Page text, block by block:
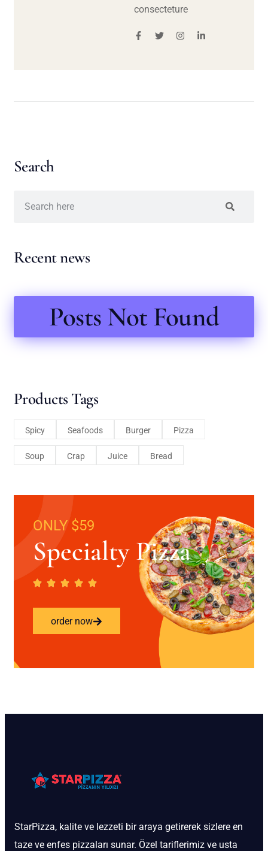
consecteture
Search
Recent news
Posts Not Found
Products Tags
Spicy Seafoods Burger Pizza
Soup Crap Juice Bread
ONLY $59
Specialty Pizza
order now
StarPizza, kalite ve lezzeti bir araya getirerek sizlere en
taze ve enfes pizzaları sunar. Özel tariflerimiz ve usta